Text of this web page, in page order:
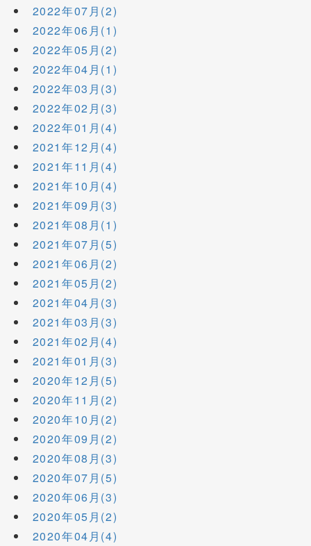
2022年07月(2)
2022年06月(1)
2022年05月(2)
2022年04月(1)
2022年03月(3)
2022年02月(3)
2022年01月(4)
2021年12月(4)
2021年11月(4)
2021年10月(4)
2021年09月(3)
2021年08月(1)
2021年07月(5)
2021年06月(2)
2021年05月(2)
2021年04月(3)
2021年03月(3)
2021年02月(4)
2021年01月(3)
2020年12月(5)
2020年11月(2)
2020年10月(2)
2020年09月(2)
2020年08月(3)
2020年07月(5)
2020年06月(3)
2020年05月(2)
2020年04月(4)